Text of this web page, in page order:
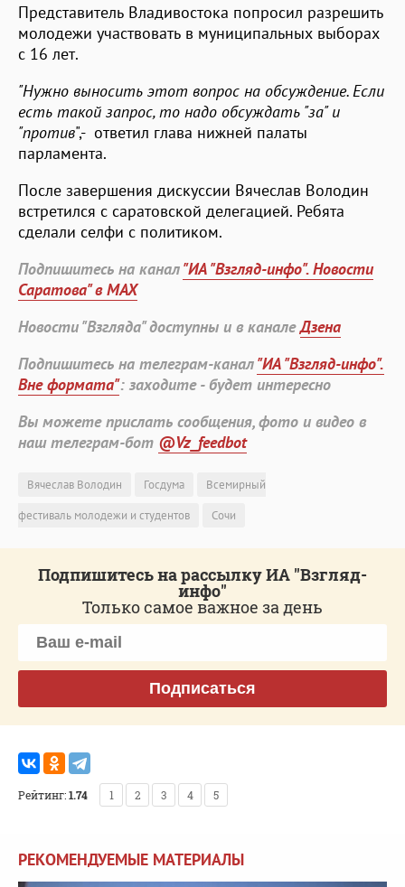
Представитель Владивостока попросил разрешить
молодежи участвовать в муниципальных выборах
с 16 лет.
"Нужно выносить этот вопрос на обсуждение. Если
есть такой запрос, то надо обсуждать "за" и
"против",- ответил глава нижней палаты
парламента.
После завершения дискуссии Вячеслав Володин
встретился с саратовской делегацией. Ребята
сделали селфи с политиком.
Подпишитесь на канал"ИА "Взгляд-инфо". Новости
Саратова" в MAX
Новости "Взгляда" доступны и в каналеДзена
Подпишитесь на телеграм-канал"ИА "Взгляд-инфо".
Вне формата": заходите - будет интересно
Вы можете прислать сообщения, фото и видео в
наш телеграм-бот @Vz_feedbot
Вячеслав Володин Госдума
Всемирный
фестиваль молодежи и студентов
Сочи
Подпишитесь на рассылку ИА "Взгляд-
инфо"
Только самое важное за день
Подписаться
Рейтинг:1.74 1 2 3 4 5
РЕКОМЕНДУЕМЫЕ МАТЕРИАЛЫ